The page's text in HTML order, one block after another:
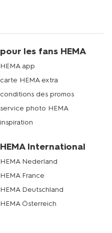
pour les fans HEMA
HEMA app
carte HEMA extra
conditions des promos
service photo HEMA
inspiration
HEMA International
HEMA Nederland
HEMA France
HEMA Deutschland
HEMA Österreich